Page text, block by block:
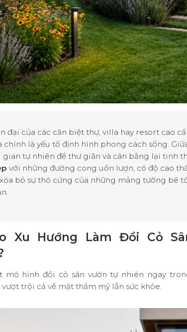
đại của các căn biệt thự, villa hay resort cao
là yếu tố định hình phong cách sống.
tự nhiên để thư giãn và cân bằng lại tinh
với những đường cong uốn lượn, có độ cao
bỏ sự thô cứng của những mảng tường bê
.
Xu Hướng Làm Đồi Cỏ
mô hìnhđồi cỏ sân vườn tự nhiên ngay
trội cả về mặt thẩm mỹ lẫn sức khỏe.